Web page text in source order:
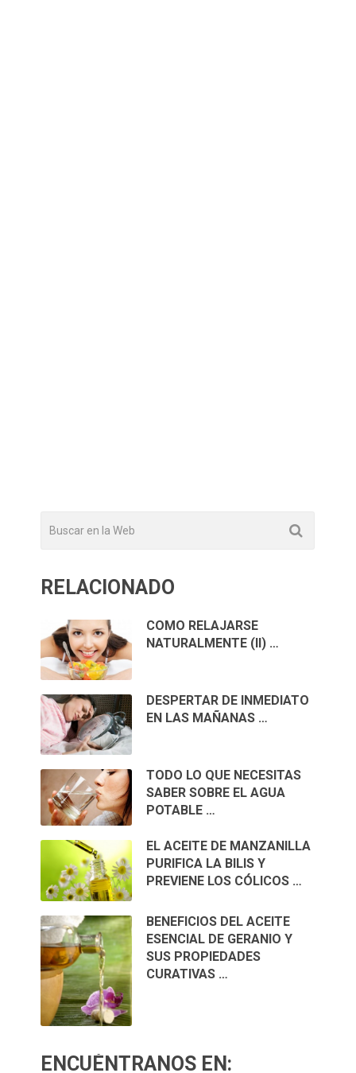
RELACIONADO
COMO RELAJARSE
NATURALMENTE (II) …
DESPERTAR DE INMEDIATO
EN LAS MAÑANAS …
TODO LO QUE NECESITAS
SABER SOBRE EL AGUA
POTABLE …
EL ACEITE DE MANZANILLA
PURIFICA LA BILIS Y
PREVIENE LOS CÓLICOS …
BENEFICIOS DEL ACEITE
ESENCIAL DE GERANIO Y
SUS PROPIEDADES
CURATIVAS …
ENCUÉNTRANOS EN: